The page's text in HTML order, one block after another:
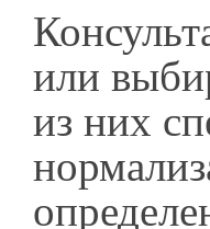
или
из них